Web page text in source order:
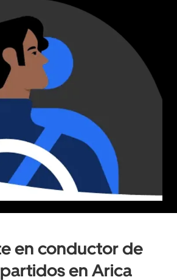
en conductor de
en Arica